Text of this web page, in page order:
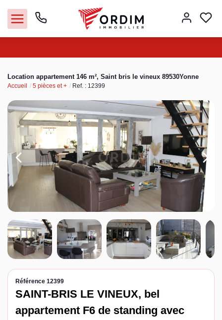
Acheter
Louer
Vendre
Immobilier pro
Faire gérer
Syndic
Espace client
Location appartement 146 m², Saint bris le vineux 89530Yonne
Accueil 5 pièces et + Ref. : 12399
Référence 12399
SAINT-BRIS LE VINEUX, bel
appartement F6 de standing avec